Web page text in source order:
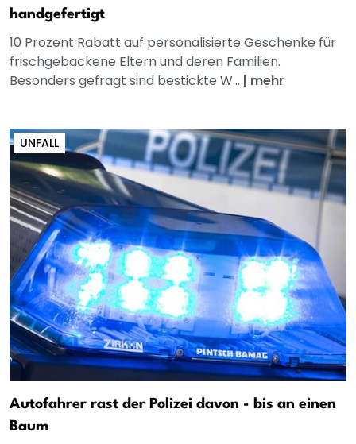
handgefertigt
10 Prozent Rabatt auf personalisierte Geschenke für
frischgebackene Eltern und deren Familien.
Besonders gefragt sind bestickte W... | mehr
UNFALL
Autofahrer rast der Polizei davon - bis an einen
Baum